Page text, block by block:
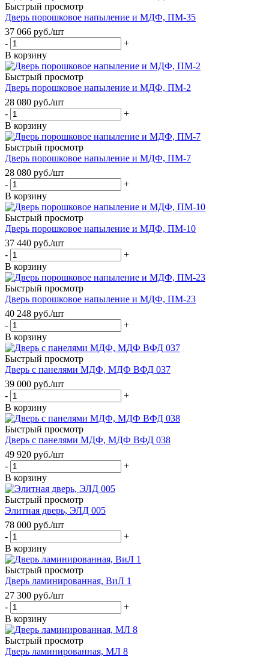
Быстрый просмотр
Дверь порошковое напыление и МДФ, ПМ-35
37 066 руб./шт
-
+
В корзину
Быстрый просмотр
Дверь порошковое напыление и МДФ, ПМ-2
28 080 руб./шт
-
+
В корзину
Быстрый просмотр
Дверь порошковое напыление и МДФ, ПМ-7
28 080 руб./шт
-
+
В корзину
Быстрый просмотр
Дверь порошковое напыление и МДФ, ПМ-10
37 440 руб./шт
-
+
В корзину
Быстрый просмотр
Дверь порошковое напыление и МДФ, ПМ-23
40 248 руб./шт
-
+
В корзину
Быстрый просмотр
Дверь с панелями МДФ, МДФ ВФД 037
39 000 руб./шт
-
+
В корзину
Быстрый просмотр
Дверь с панелями МДФ, МДФ ВФД 038
49 920 руб./шт
-
+
В корзину
Быстрый просмотр
Элитная дверь, ЭЛД 005
78 000 руб./шт
-
+
В корзину
Быстрый просмотр
Дверь ламинированная, ВиЛ 1
27 300 руб./шт
-
+
В корзину
Быстрый просмотр
Дверь ламинированная, МЛ 8